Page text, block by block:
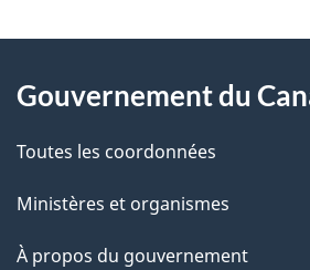
D
t
a
l
s
propos
ce
site
Gouvernement du
Toutes les coordonnées
Ministères et organismes
À propos du gouvernement